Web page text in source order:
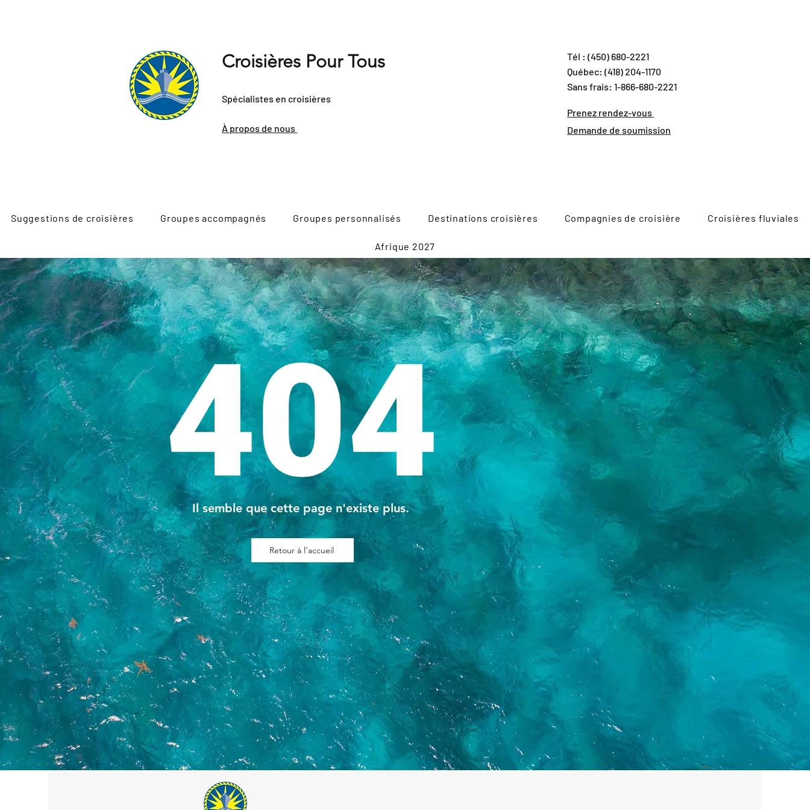
Croisières Pour Tous
Spécialistes en croisières
À propos de nous
Tél : (450) 680-2221
Québec: (418) 204-1170
Sans frais: 1-866-680-2221
Prenez rendez-vous
Demande de soumission
Suggestions de croisières Groupes accompagnés Groupes personnalisés Destinations croisières Compagnies de croisière Croisières fluviales
Afrique 2027
404
Il semble que cette page n'existe plus.
Retour à l'accueil